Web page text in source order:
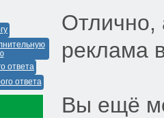
Отлично,
реклама
Вы ещё